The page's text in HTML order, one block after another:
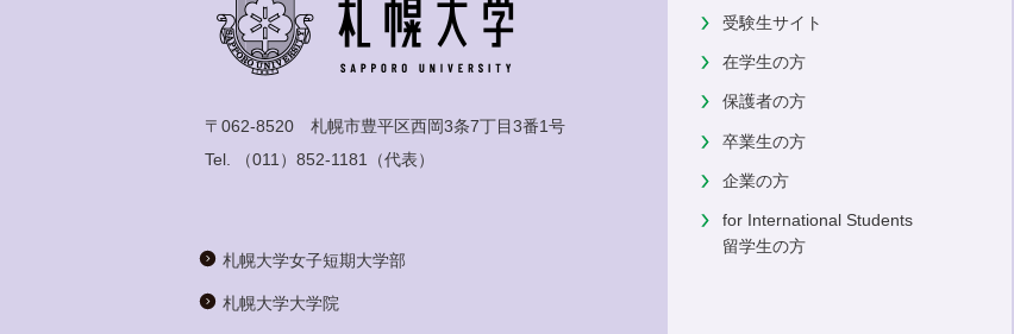
〒062-8520 札幌市豊平区西岡3条7丁目3番1号
Tel.
（011）852-1181 （代表）
札幌大学女子短期大学部
札幌大学大学院
受験生サイト
在学生の方
保護者の方
卒業生の方
企業の方
for International Students
留学生の方